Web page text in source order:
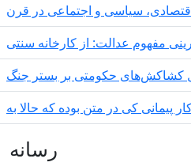
سیاسی و اجتماعی در قرن
مفهوم عدالت: از کارخانه سنتی
کشاکش‌های حکومتی بر بستر جنگ
پیمانی کی در متن بودە کە حالا بە
رسانه